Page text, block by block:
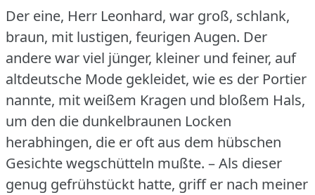
Der eine, Herr Leonhard, war groß, schlank,
braun, mit lustigen, feurigen Augen. Der
andere war viel jünger, kleiner und feiner, auf
altdeutsche Mode gekleidet, wie es der Portier
nannte, mit weißem Kragen und bloßem Hals,
um den die dunkelbraunen Locken
herabhingen, die er oft aus dem hübschen
Gesichte wegschütteln mußte. – Als dieser
genug gefrühstückt hatte, griff er nach meiner